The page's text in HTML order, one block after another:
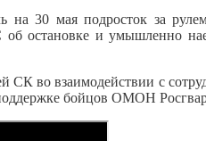
на 30 мая подросток за
остановке и умышленно
СК во взаимодействии с
бойцов ОМОН